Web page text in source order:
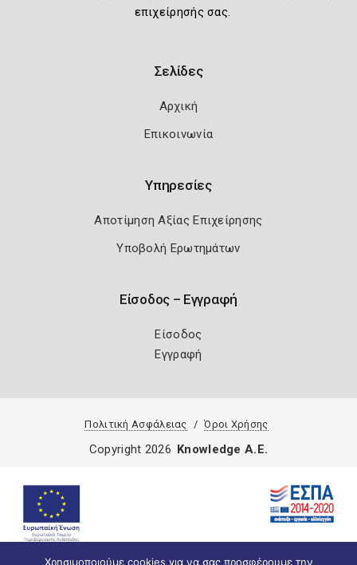
επιχείρησής σας.
Σελίδες
Αρχική
Επικοινωνία
Υπηρεσίες
Αποτίμηση Αξίας Επιχείρησης
Υποβολή Ερωτημάτων
Είσοδος – Εγγραφή
Είσοδος
Εγγραφή
Πολιτική Ασφάλειας Όροι Χρήσης
Χρησιμοποιούμε cookies για να σας προσφέρουμε την
Copyright 2026 Knowledge A.E.